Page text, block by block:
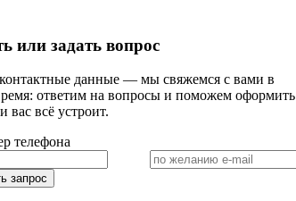
или задать вопрос
данные — мы свяжемся с вами в
ответим на вопросы и поможем оформить
вас всё устроит.
телефона
запрос